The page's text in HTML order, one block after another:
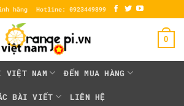
hãng Hotline: 0923449899
0
VIỆT NAM ĐẾN MUA HÀNG
BÀI VIẾT LIÊN HỆ